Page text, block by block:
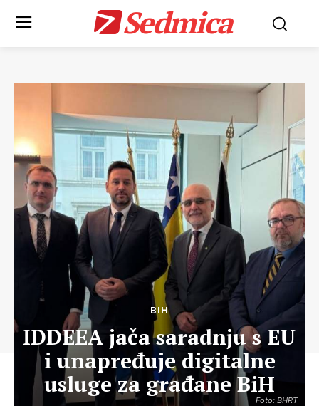
Sedmica
Foto: BHRT
BIH
IDDEEA jača saradnju s EU
i unapređuje digitalne
usluge za građane BiH